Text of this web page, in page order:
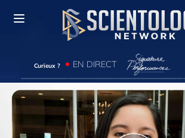
Curieux ? EN DIRECT